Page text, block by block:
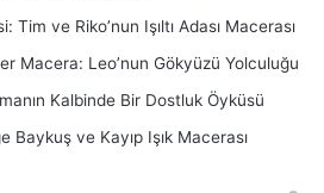
Tim ve Riko’nun Işıltı Adası Macerası
Macera: Leo’nun Gökyüzü Yolculuğu
Kalbinde Bir Dostluk Öyküsü
Baykuş ve Kayıp Işık Macerası